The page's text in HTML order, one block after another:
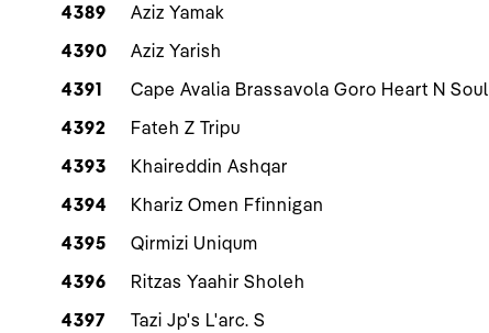
4389
Aziz Yamak
4390
Aziz Yarish
4391
Cape Avalia Brassavola Goro Heart N Soul
4392
Fateh Z Tripu
4393
Khaireddin Ashqar
4394
Khariz Omen Ffinnigan
4395
Qirmizi Uniqum
4396
Ritzas Yaahir Sholeh
4397
Tazi Jp's L'arc. S